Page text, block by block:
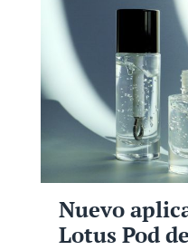
Nuevo
Lotus Pod